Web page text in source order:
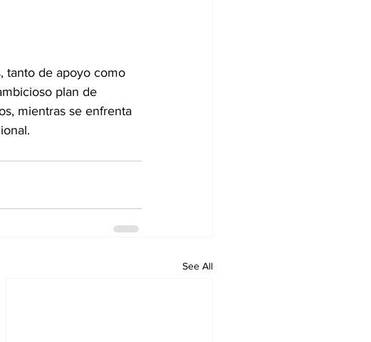
tanto de apoyo como
plan de
mientras se enfrenta
See All